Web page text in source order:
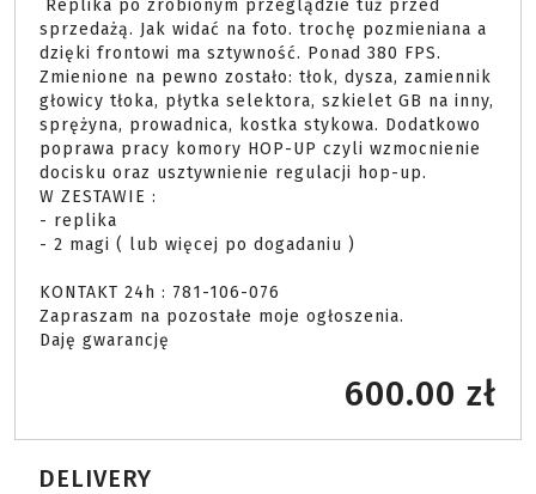
sprzedażą. Jak widać na foto. trochę pozmieniana a
dzięki frontowi ma sztywność. Ponad 380 FPS.
Zmienione na pewno zostało: tłok, dysza, zamiennik
głowicy tłoka, płytka selektora, szkielet GB na inny,
sprężyna, prowadnica, kostka stykowa. Dodatkowo
poprawa pracy komory HOP-UP czyli wzmocnienie
docisku oraz usztywnienie regulacji hop-up.
W ZESTAWIE :
- replika
- 2 magi ( lub więcej po dogadaniu )
KONTAKT 24h : 781-106-076
Zapraszam na pozostałe moje ogłoszenia.
Daję gwarancję
600.00 zł
DELIVERY